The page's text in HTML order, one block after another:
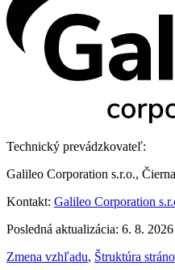
Technický prevádzkovateľ:
Galileo Corporation s.r.o.,
Kontakt: Galileo Corporation
Posledná aktualizácia: 6. 8. 2026
Zmena vzhľadu, Štruktúra